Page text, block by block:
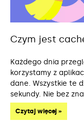
Czym jest
Każdego dnia
korzystamy z
dane. Wszystkie te
sekundy. Nie bez
Czytaj więcej »